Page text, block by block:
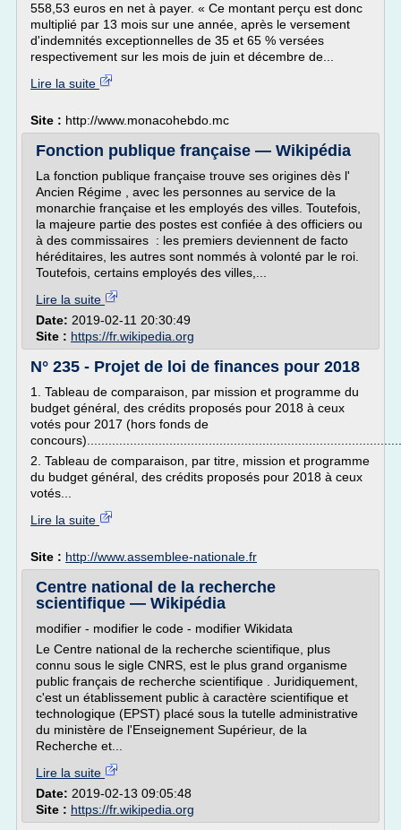
558,53 euros en net à payer. « Ce montant perçu est donc
multiplié par 13 mois sur une année, après le versement
d'indemnités exceptionnelles de 35 et 65 % versées
respectivement sur les mois de juin et décembre de...
Lire la suite
Site : http://www.monacohebdo.mc
Fonction publique française — Wikipédia
La fonction publique française trouve ses origines dès l'
Ancien Régime , avec les personnes au service de la
monarchie française et les employés des villes. Toutefois,
la majeure partie des postes est confiée à des officiers ou
à des commissaires : les premiers deviennent de facto
héréditaires, les autres sont nommés à volonté par le roi.
Toutefois, certains employés des villes,...
Lire la suite
Date: 2019-02-11 20:30:49
Site : https://fr.wikipedia.org
N° 235 - Projet de loi de finances pour 2018
1. Tableau de comparaison, par mission et programme du
budget général, des crédits proposés pour 2018 à ceux
votés pour 2017 (hors fonds de
2. Tableau de comparaison, par titre, mission et programme
du budget général, des crédits proposés pour 2018 à ceux
votés...
Lire la suite
Site : http://www.assemblee-nationale.fr
Centre national de la recherche
scientifique — Wikipédia
modifier - modifier le code - modifier Wikidata
Le Centre national de la recherche scientifique, plus
connu sous le sigle CNRS, est le plus grand organisme
public français de recherche scientifique . Juridiquement,
c'est un établissement public à caractère scientifique et
technologique (EPST) placé sous la tutelle administrative
du ministère de l'Enseignement Supérieur, de la
Recherche et...
Lire la suite
Date: 2019-02-13 09:05:48
Site : https://fr.wikipedia.org